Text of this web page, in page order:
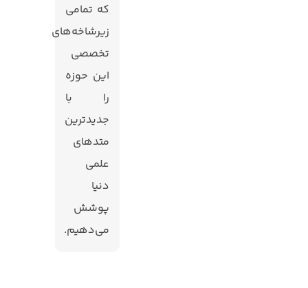
که تمامی
زیرشاخه‌های
تخصصی
این حوزه
را با
جدیدترین
متدهای
علمی
دنیا
پوشش
می‌دهیم.